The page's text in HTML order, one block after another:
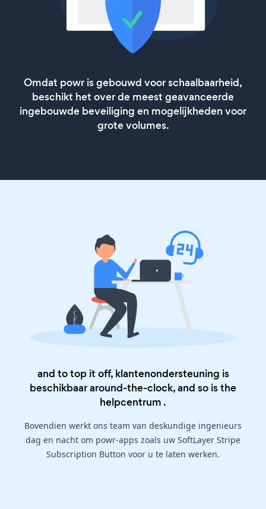
Omdat powr is gebouwd voor schaalbaarheid,
beschikt het over de meest geavanceerde
ingebouwde beveiliging en mogelijkheden voor
grote volumes.
and to top it off, klantenondersteuning is
beschikbaar around-the-clock, and so is the
helpcentrum .
Bovendien werkt ons team van deskundige ingenieurs
dag en nacht om powr-apps zoals uw SoftLayer Stripe
Subscription Button voor u te laten werken.